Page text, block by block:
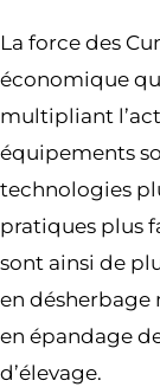
La force des
économique
multipliant
équipements
technologies
pratiques plus
sont ainsi de
en désherbage
en épandage
d’élevage.